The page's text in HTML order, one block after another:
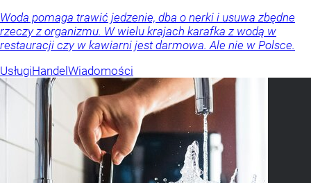
Woda pomaga trawić jedzenie, dba o nerki i usuwa zbędne
rzeczy z organizmu. W wielu krajach karafka z wodą w
restauracji czy w kawiarni jest darmowa. Ale nie w Polsce.
UsługiHandel Wiadomości